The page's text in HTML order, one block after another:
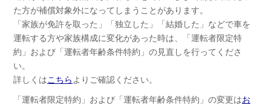
た方が補償対象外になってしまうことがあります。
「家族が免許を取った」「独立した」「結婚した」などで車を
運転する方や家族構成に変化があった時は、「運転者限定特
約」および「運転者年齢条件特約」の見直しを行ってくださ
い。
詳しくはこちら よりご確認ください。
「運転者限定特約」および「運転者年齢条件特約」の変更はお